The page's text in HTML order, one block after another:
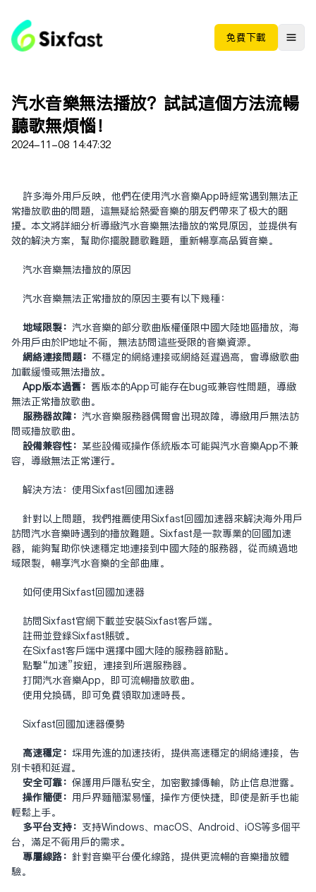
免费下载
汽水音乐无法播放？试试这个方法流畅
听歌无烦恼！
2024-11-08 14:47:32
许多海外用户反映，他们在使用汽水音乐App时经常遇到无法正
常播放歌曲的问题，这无疑给热爱音乐的朋友们带来了极大的困
扰。本文将详细分析导致汽水音乐无法播放的常见原因，并提供有
效的解决方案，帮助你摆脱听歌难题，重新畅享高品质音乐。
汽水音乐无法播放的原因
汽水音乐无法正常播放的原因主要有以下几种：
地域限制： 汽水音乐的部分歌曲版权仅限中国大陆地区播放，海
外用户由于IP地址不同，无法访问这些受限的音乐资源。
网络连接问题： 不稳定的网络连接或网络延迟过高，会导致歌曲
加载缓慢或无法播放。
App版本过旧： 旧版本的App可能存在bug或兼容性问题，导致
无法正常播放歌曲。
服务器故障： 汽水音乐服务器偶尔会出现故障，导致用户无法访
问或播放歌曲。
设备兼容性： 某些设备或操作系统版本可能与汽水音乐App不兼
容，导致无法正常运行。
解决方法：使用Sixfast回国加速器
针对以上问题，我们推荐使用Sixfast回国加速器来解决海外用户
访问汽水音乐时遇到的播放难题。Sixfast是一款专业的回国加速
器，能够帮助你快速稳定地连接到中国大陆的服务器，从而绕过地
域限制，畅享汽水音乐的全部曲库。
如何使用Sixfast回国加速器
访问Sixfast官网下载并安装Sixfast客户端。
注册并登录Sixfast账号。
在Sixfast客户端中选择中国大陆的服务器节点。
点击“加速”按钮，连接到所选服务器。
打开汽水音乐App，即可流畅播放歌曲。
使用兑换码，即可免费领取加速时长。
Sixfast回国加速器优势
高速稳定： 采用先进的加速技术，提供高速稳定的网络连接，告
别卡顿和延迟。
安全可靠： 保护用户隐私安全，加密数据传输，防止信息泄露。
操作简便： 用户界面简洁易懂，操作方便快捷，即使是新手也能
轻松上手。
多平台支持： 支持Windows、macOS、Android、iOS等多个平
台，满足不同用户的需求。
专属线路： 针对音乐平台优化线路，提供更流畅的音乐播放体
验。